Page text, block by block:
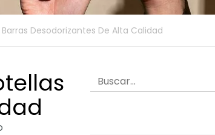
Desodorizantes De Alta Calidad